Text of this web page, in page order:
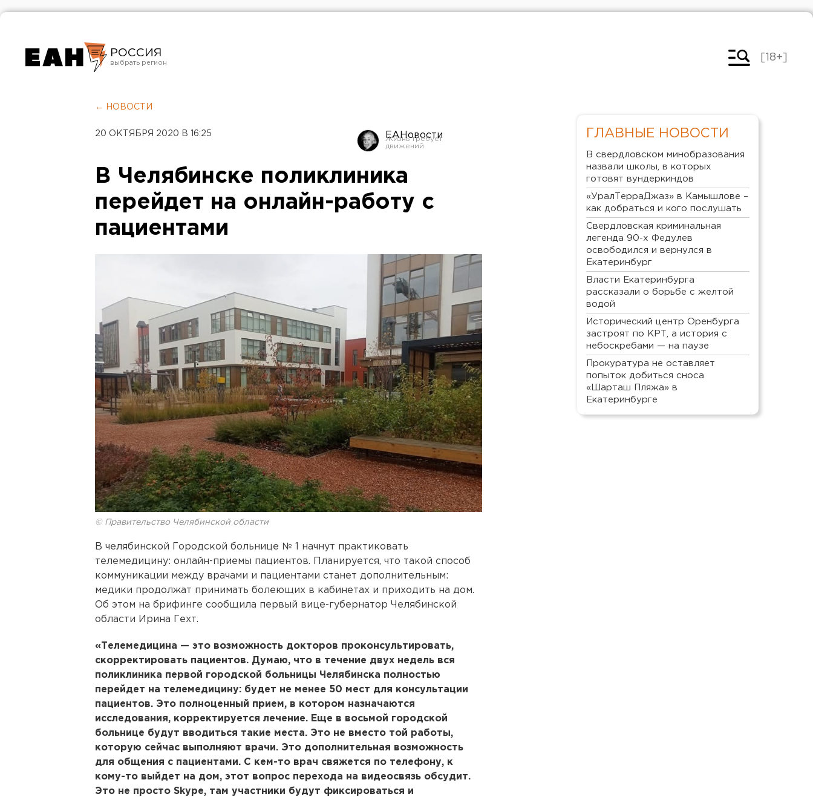
РОССИЯ
Челябинск
[18+]
← НОВОСТИ
20 ОКТЯБРЯ 2020 В 16:25 ЕАНовости
В Челябинске поликлиника
перейдет на онлайн-работу с
пациентами
© Правительство Челябинской области
В челябинской Городской больнице № 1 начнут практиковать
телемедицину: онлайн-приемы пациентов. Планируется, что такой способ
коммуникации между врачами и пациентами станет дополнительным:
медики продолжат принимать болеющих в кабинетах и приходить на дом.
Об этом на брифинге сообщила первый вице-губернатор Челябинской
области Ирина Гехт.
«Телемедицина — это возможность докторов проконсультировать,
скорректировать пациентов. Думаю, что в течение двух недель вся
поликлиника первой городской больницы Челябинска полностью
перейдет на телемедицину: будет не менее 50 мест для консультации
пациентов. Это полноценный прием, в котором назначаются
исследования, корректируется лечение. Еще в восьмой городской
больнице будут вводиться такие места. Это не вместо той работы,
которую сейчас выполняют врачи. Это дополнительная возможность
для общения с пациентами. С кем-то врач свяжется по телефону, к
кому-то выйдет на дом, этот вопрос перехода на видеосвязь обсудит.
Это не просто Skype, там участники будут фиксироваться и
ГЛАВНЫЕ НОВОСТИ
В свердловском минобразования
назвали школы, в которых
готовят вундеркиндов
«УралТерраДжаз» в Камышлове –
как добраться и кого послушать
Свердловская криминальная
легенда 90-х Федулев
освободился и вернулся в
Екатеринбург
Власти Екатеринбурга
рассказали о борьбе с желтой
водой
Исторический центр Оренбурга
застроят по КРТ, а история с
небоскребами — на паузе
Прокуратура не оставляет
попыток добиться сноса
«Шарташ Пляжа» в
Екатеринбурге